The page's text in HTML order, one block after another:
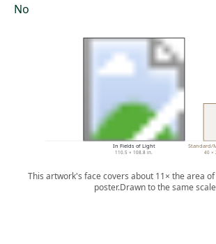
No
In Fields of Light
110.5 × 108.8 in.
Standard/
40 ×
This artwork's face covers about 11× the area
poster.Drawn to the same